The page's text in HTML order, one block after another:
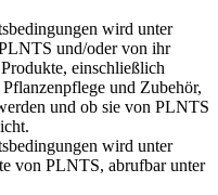
wird unter
und/oder von ihr
einschließlich
und Zubehör,
und ob sie von PLNTS
wird unter
von PLNTS, abrufbar unter